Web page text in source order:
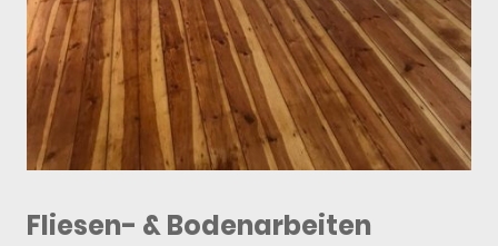
Fliesen- & Bodenarbeiten